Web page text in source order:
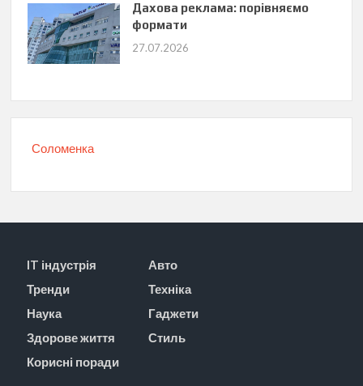
Дахова реклама: порівняємо
формати
27.07.2026
Соломенка
IT індустрія
Авто
Тренди
Техніка
Наука
Гаджети
Здорове життя
Стиль
Корисні поради